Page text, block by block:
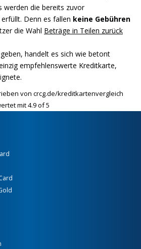
werden die bereits zuvor
Denn es fallen keine Gebühren
die Wahl Beträge in Teilen zurück
handelt es sich wie betont
empfehlenswerte Kreditkarte,
von crcg.de/kreditkartenvergleich
mit4.9of5